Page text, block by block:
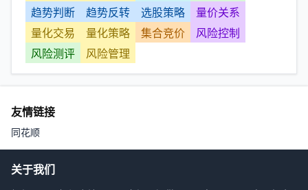
趋势判断
趋势反转 选股策略
量价关系
量化交易
量化策略 集合竞价
风险控制
风险测评
风险管理
友情链接
同花顺
关于我们